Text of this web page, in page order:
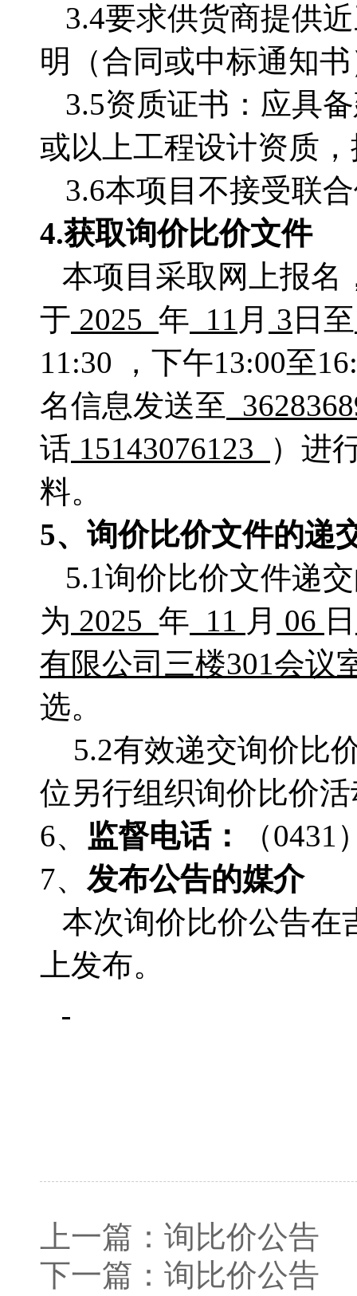
3.4要求供货商提供
明（合同或中标通知
3.5资质证书：应具
或以上工程设计资质，
3.6本项目不接受联
4.获取询价比价文件
本项目采取网上报名
于 2025 年 11 月 3 日至
11:30 ，下午13:00至
名信息发送至
话 15143076123
）进
料。
5、 询价比价文件的递
5.1询价比价文件递
为 2025 年 11 月 06 日
有限公司 三楼301会议
选。
5.2有效递交询价比
位另行组织询价比价
6、 监督电话： （0431
7、 发布公告的媒介
本次询价比价公告在
上发布。
上一篇： 询比价公告
下一篇： 询比价公告